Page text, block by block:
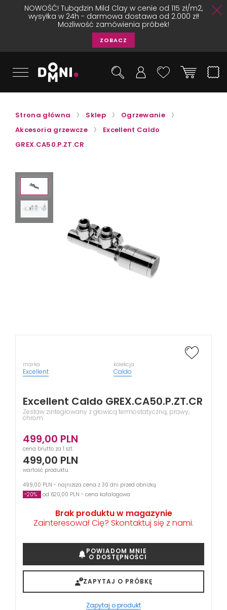
NOWOŚĆ! Tubądzin Mild Clay w cenie od 115 zł/m2,
wysyłka w 24h - darmowa dostawa od 2.000 zł!
Możliwość zamówienia próbek!
ZOBACZ
Strona główna Sklep
Ogrzewanie
Akcesoria grzewcze
Excellent Caldo
GREX.CA50.P.ZT.CR
marka
Excellent
kolekcja
Caldo
Excellent Caldo GREX.CA50.P.ZT.CR
Zestaw zintegrowany z głowicą termostatyczną, prawy,
chrom
499,00 PLN
cena brutto za 1 szt.
499,00 PLN
wartość produktu
499,00 PLN - najniższa cena z 30 dni przed obniżką
-20%
od 620,00 PLN - cena katalogowa
Brak produktu w magazynie
Zainteresował Cię? Skontaktuj się z nami.
POWIADOM MNIE
O DOSTĘPNOŚCI
ZAPYTAJ O PRÓBKĘ
Zapytaj o produkt